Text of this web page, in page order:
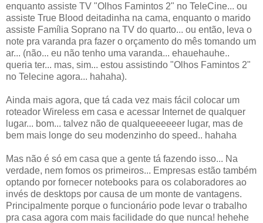
enquanto assiste TV "Olhos Famintos 2" no TeleCine... ou
assiste True Blood deitadinha na cama, enquanto o marido
assiste Família Soprano na TV do quarto... ou então, leva o
note pra varanda pra fazer o orçamento do mês tomando um
ar... (não... eu não tenho uma varanda... ehauehauhe..
queria ter... mas, sim... estou assistindo "Olhos Famintos 2"
no Telecine agora... hahaha).
Ainda mais agora, que tá cada vez mais fácil colocar um
roteador Wireless em casa e acessar Internet de qualquer
lugar... bom... talvez não de qualqueeeeeer lugar, mas de
bem mais longe do seu modenzinho do speed.. hahaha
Mas não é só em casa que a gente tá fazendo isso... Na
verdade, nem fomos os primeiros... Empresas estão também
optando por fornecer notebooks para os colaboradores ao
invés de desktops por causa de um monte de vantagens.
Principalmente porque o funcionário pode levar o trabalho
pra casa agora com mais facilidade do que nunca! hehehe